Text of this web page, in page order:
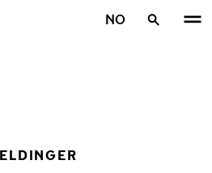
NO